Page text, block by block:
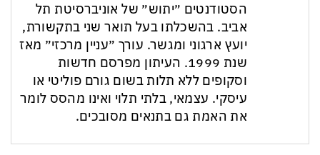
הסטודנטים ״יתוש״ של אוניברסיטת תל
אביב. בהשכלתו בעל תואר שני בתקשורת,
יועץ ארגוני ומגשר. עורך ״עניין מרכזי״ מאז
שנת 1999. העיתון מפרסם חדשות
וסקופים ללא תלות בשום גורם פוליטי או
עיסקי. עצמאי, בלתי תלוי ואינו מהסס לומר
את האמת גם בתנאים מסובכים.